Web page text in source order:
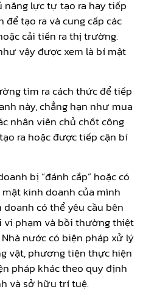
năng lực tự tạo ra hay tiếp
tạo ra và cung cấp các
cải tiến ra thị trường.
vậy được xem là bí mật
tìm ra cách thức để tiếp
này, chẳng hạn như mua
nhân viên chủ chốt công
ra hoặc được tiếp cận bí
bị “đánh cắp” hoặc có
kinh doanh của mình
có thể yêu cầu bên
phạm và bồi thường thiệt
nước có biện pháp xử lý
vật, phương tiện thực hiện
pháp khác theo quy định
và sở hữu trí tuệ.